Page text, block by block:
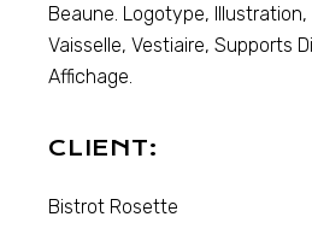
Beaune. Logotype,
Vaisselle, Vestiaire, Supports
Affichage.
CLIENT:
Bistrot Rosette